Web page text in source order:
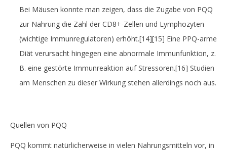
Bei Mäusen konnte man zeigen, dass die Zugabe von PQQ
zur Nahrung die Zahl der CD8+-Zellen und Lymphozyten
(wichtige Immunregulatoren) erhöht.[14][15] Eine PPQ-arme
Diät verursacht hingegen eine abnormale Immunfunktion, z.
B. eine gestörte Immunreaktion auf Stressoren.[16] Studien
am Menschen zu dieser Wirkung stehen allerdings noch aus.
Quellen von PQQ
PQQ kommt natürlicherweise in vielen Nahrungsmitteln vor, in